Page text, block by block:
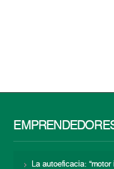
La autoeficacia: